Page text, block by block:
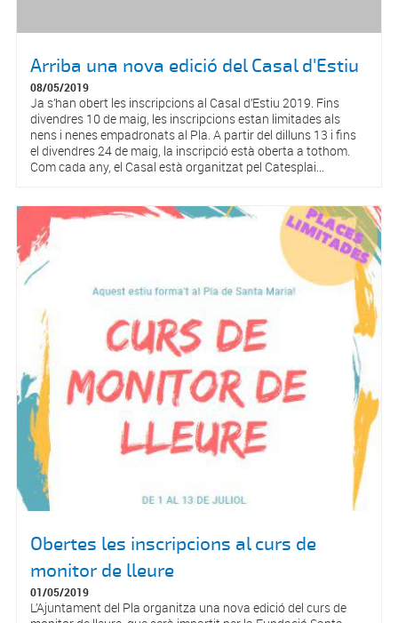
Arriba una nova edició del Casal d'Estiu
08/05/2019
Ja s’han obert les inscripcions al Casal d’Estiu 2019. Fins
divendres 10 de maig, les inscripcions estan limitades als
nens i nenes empadronats al Pla. A partir del dilluns 13 i fins
el divendres 24 de maig, la inscripció està oberta a tothom.
Com cada any, el Casal està organitzat pel Catesplai...
Obertes les inscripcions al curs de
monitor de lleure
01/05/2019
L’Ajuntament del Pla organitza una nova edició del curs de